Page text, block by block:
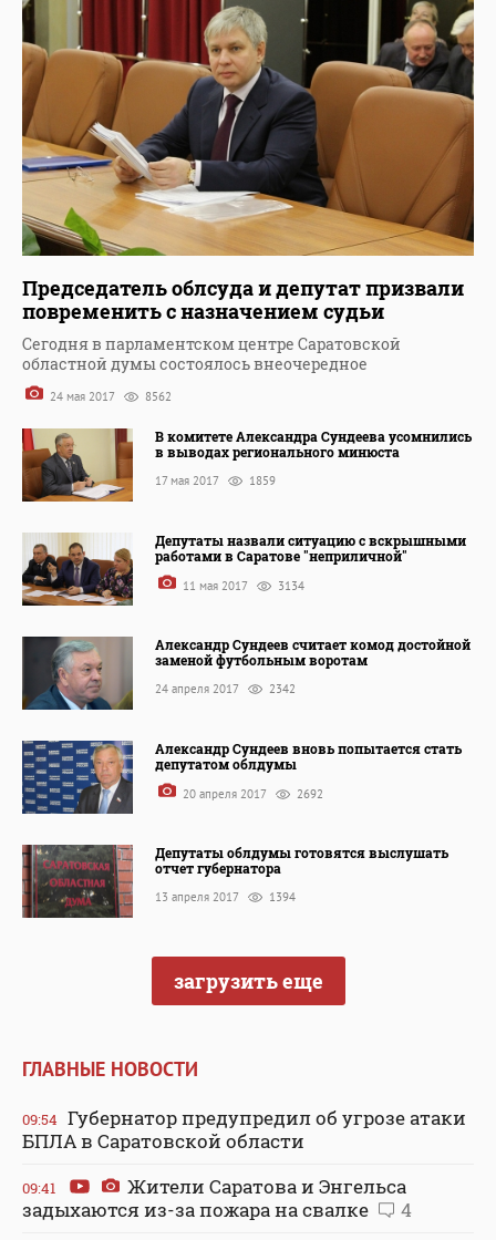
Председатель облсуда и депутат призвали
повременить с назначением судьи
Сегодня в парламентском центре Саратовской
областной думы состоялось внеочередное
24 мая 2017 8562
В комитете Александра Сундеева усомнились
в выводах регионального минюста
17 мая 2017 1859
Депутаты назвали ситуацию с вскрышными
работами в Саратове "неприличной"
11 мая 2017 3134
Александр Сундеев считает комод достойной
заменой футбольным воротам
24 апреля 2017 2342
Александр Сундеев вновь попытается стать
депутатом облдумы
20 апреля 2017 2692
Депутаты облдумы готовятся выслушать
отчет губернатора
13 апреля 2017 1394
загрузить еще
ГЛАВНЫЕ НОВОСТИ
09:54 Губернатор предупредил об угрозе атаки
БПЛА в Саратовской области
09:41
Жители Саратова и Энгельса
задыхаются из-за пожара на свалке
4